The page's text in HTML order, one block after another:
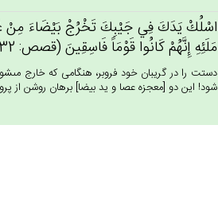
اسْلُك‌ْ يَدَك‌َ فِي‌ جَيْبِك‌َ تَخْرُج‌ْ بَيْضَاءَ مِن‌ْ
مَلَئِه‌ِ إِنَّهُم‌ْ كَانُوا قَوْمَاً فَاسِقِين‌َ (قصص: 32)
دستت را در گريبان خود فروبر، هنگامى كه خارج
شود! اين دو [معجزه عصا و يد بيضا] برهان روشن از